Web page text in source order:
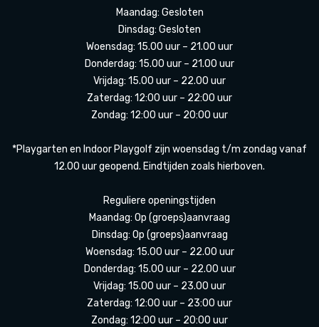
Maandag: Gesloten
Dinsdag: Gesloten
Woensdag: 15.00 uur – 21.00 uur
Donderdag: 15.00 uur – 21.00 uur
Vrijdag: 15.00 uur – 22.00 uur
Zaterdag: 12:00 uur – 22:00 uur
Zondag: 12:00 uur – 20:00 uur
*Playgarten en Indoor Playgolf zijn woensdag t/m zondag vanaf
12.00 uur geopend. Eindtijden zoals hierboven.
Reguliere openingstijden
Maandag: Op (groeps)aanvraag
Dinsdag: Op (groeps)aanvraag
Woensdag: 15.00 uur – 22.00 uur
Donderdag: 15.00 uur – 22.00 uur
Vrijdag: 15.00 uur – 23.00 uur
Zaterdag: 12:00 uur – 23:00 uur
Zondag: 12:00 uur – 20:00 uur